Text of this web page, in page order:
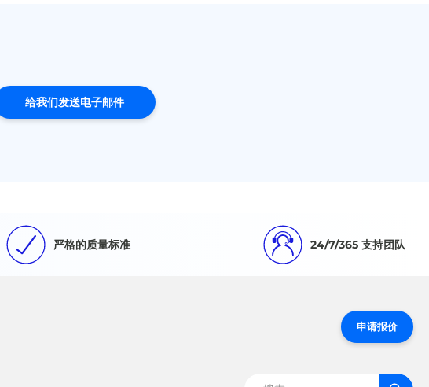
给我们发送电子邮件
严格的质量标准 24/7/365 支持团队
申请报价